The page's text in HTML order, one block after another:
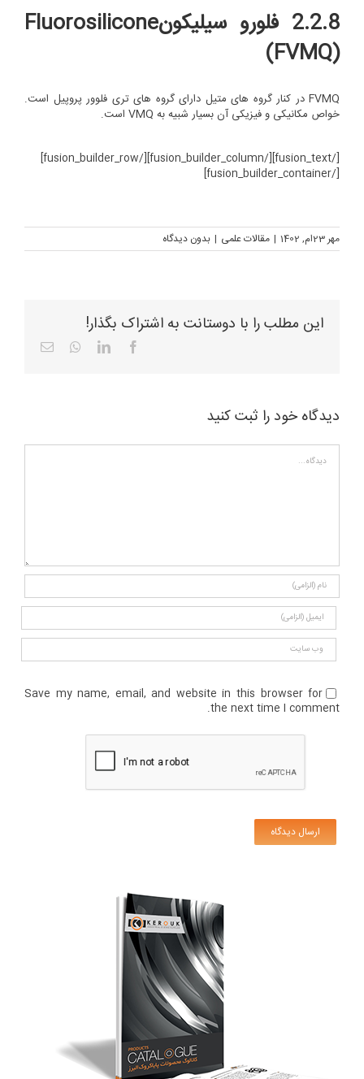
2.2.8 فلورو سیلیکون
Fluorosilicone
(FVMQ)
FVMQ در کنار گروه های متیل دارای گروه های تری فلوور پروپیل است.
خواص مکانیکی و فیزیکی آن بسیار شبیه به VMQ است.
[/fusion_text][/fusion_builder_column][/fusion_builder_row]
[/fusion_builder_container]
مهر 23ام, 1402 | مقالات علمی | بدون ديدگاه
این مطلب را با دوستانت به اشتراک بگذار!
Facebook
LinkedIn
Whatsapp
Email
دیدگاه خود را ثبت کنید
دیدگاه
Save my name, email, and website in this browser for
the next time I comment.